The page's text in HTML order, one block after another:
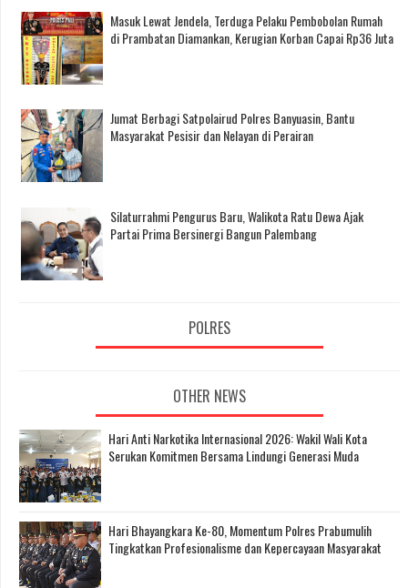
Masuk Lewat Jendela, Terduga Pelaku Pembobolan Rumah
di Prambatan Diamankan, Kerugian Korban Capai Rp36 Juta
Jumat Berbagi Satpolairud Polres Banyuasin, Bantu
Masyarakat Pesisir dan Nelayan di Perairan
Silaturrahmi Pengurus Baru, Walikota Ratu Dewa Ajak
Partai Prima Bersinergi Bangun Palembang
POLRES
OTHER NEWS
Hari Anti Narkotika Internasional 2026: Wakil Wali Kota
Serukan Komitmen Bersama Lindungi Generasi Muda
Hari Bhayangkara Ke-80, Momentum Polres Prabumulih
Tingkatkan Profesionalisme dan Kepercayaan Masyarakat